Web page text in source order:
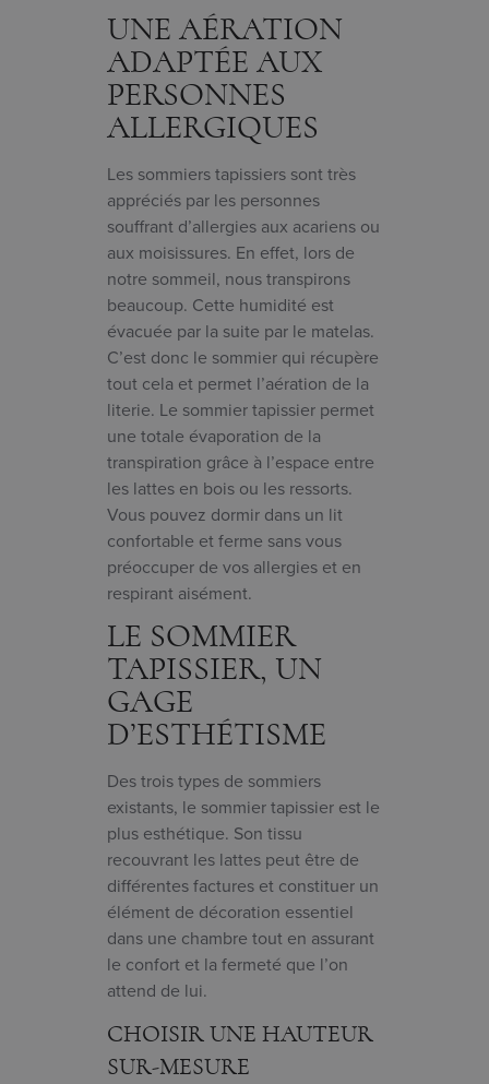
UNE AÉRATION
ADAPTÉE AUX
PERSONNES
ALLERGIQUES
Les sommiers tapissiers sont très
appréciés par les personnes
souffrant d’allergies aux acariens ou
aux moisissures. En effet, lors de
notre sommeil, nous transpirons
beaucoup. Cette humidité est
évacuée par la suite par le matelas.
C’est donc le sommier qui récupère
tout cela et permet l’aération de la
literie. Le sommier tapissier permet
une totale évaporation de la
transpiration grâce à l’espace entre
les lattes en bois ou les ressorts.
Vous pouvez dormir dans un lit
confortable et ferme sans vous
préoccuper de vos allergies et en
respirant aisément.
LE SOMMIER
TAPISSIER, UN
GAGE
D’ESTHÉTISME
Des trois types de sommiers
existants, le sommier tapissier est le
plus esthétique. Son tissu
recouvrant les lattes peut être de
différentes factures et constituer un
élément de décoration essentiel
dans une chambre tout en assurant
le confort et la fermeté que l’on
attend de lui.
CHOISIR UNE HAUTEUR
SUR-MESURE